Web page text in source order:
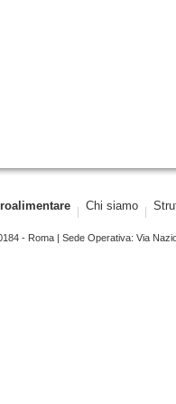
Chi siamo
- Roma | Sede Operativa: Via